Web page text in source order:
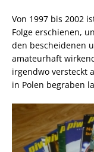
Von 1997 bis 2002
Folge erschienen,
den bescheidenen
amateurhaft
irgendwo versteckt
in Polen begraben